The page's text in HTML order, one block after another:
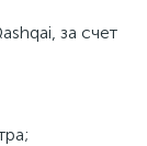
за счет